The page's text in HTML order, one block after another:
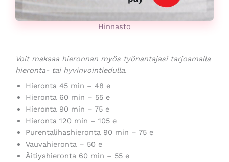
Hinnasto​
Voit maksaa hieronnan myös työnantajasi tarjoamalla
hieronta- tai hyvinvointiedulla.
Hieronta 45 min – 48 e
Hieronta 60 min – 55 e
Hieronta 90 min – 75 e
Hieronta 120 min – 105 e
Purentalihashieronta 90 min – 75 e
Vauvahieronta – 50 e
Äitiyshieronta 60 min – 55 e